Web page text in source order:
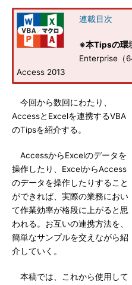
連載目次
※本Tipsの環
Enterprise（
Access 2013
今回から数回にわたり、
AccessとExcelを連携するVBA
のTipsを紹介する。
AccessからExcelのデータを
操作したり、ExcelからAccess
のデータを操作したりすること
ができれば、実際の業務におい
て作業効率が格段に上がると思
われる。お互いの連携方法を、
簡単なサンプルを交えながら紹
介していく。
本稿では、これから使用して